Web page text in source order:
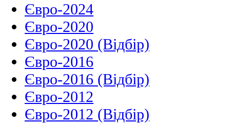
Євро-2024
Євро-2020
Євро-2020 (Відбір)
Євро-2016
Євро-2016 (Відбір)
Євро-2012
Євро-2012 (Відбір)